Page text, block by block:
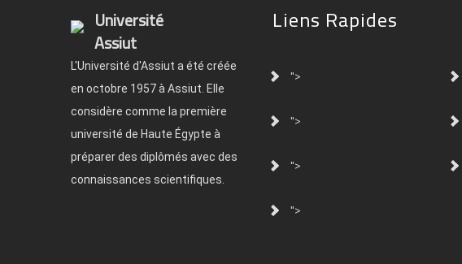
Université
Assiut
L'Université d'Assiut a été créée
en octobre 1957 à Assiut. Elle
considère comme la première
université de Haute Égypte à
préparer des diplômés avec des
connaissances scientifiques.
Liens Rapides
">
">
">
">